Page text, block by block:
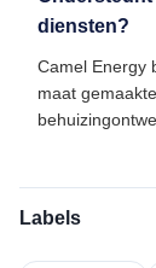
diensten?
Camel Energy
maat
Labels